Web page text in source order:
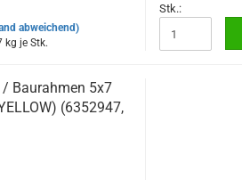
abweichend)
kg je Stk.
Stk.:
Baurahmen 5x7
(6352947,